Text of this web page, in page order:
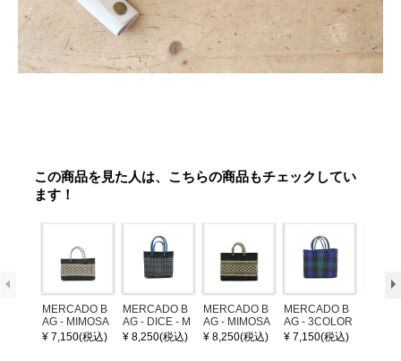
この商品を見た人は、こちらの商品もチェックしてい
ます！
MERCADO B
AG - MIMOSA
- Black / Crea
¥ 7,150(税込)
MERCADO B
AG - DICE - M
OSAIC - Black
¥ 8,250(税込)
MERCADO B
AG - MIMOSA
- Black / Crea
¥ 8,250(税込)
MERCADO B
AG - 3COLOR
S CHECK - Bl
¥ 7,150(税込)